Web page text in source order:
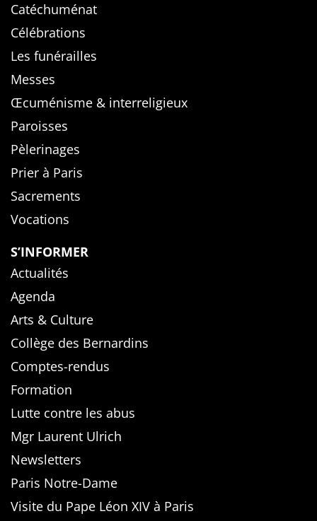
Catéchuménat
Célébrations
Les funérailles
Messes
Œcuménisme & interreligieux
Paroisses
Pèlerinages
Prier à Paris
Sacrements
Vocations
S’INFORMER
Actualités
Agenda
Arts & Culture
Collège des Bernardins
Comptes-rendus
Formation
Lutte contre les abus
Mgr Laurent Ulrich
Newsletters
Paris Notre-Dame
Visite du Pape Léon XIV à Paris